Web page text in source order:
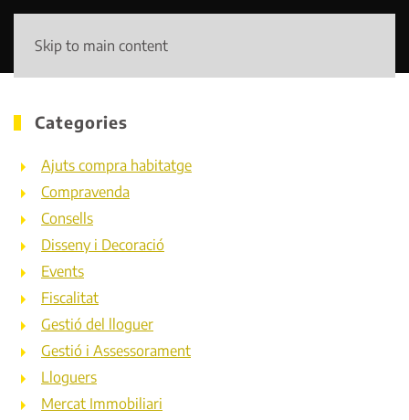
Skip to main content
Categories
Ajuts compra habitatge
Compravenda
Consells
Disseny i Decoració
Events
Fiscalitat
Gestió del lloguer
Gestió i Assessorament
Lloguers
Mercat Immobiliari